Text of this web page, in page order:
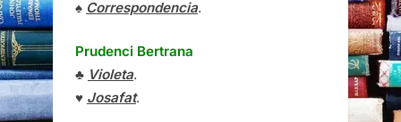
♠ Correspondencia.
Prudenci Bertrana
♣ Violeta.
♥ Josafat.